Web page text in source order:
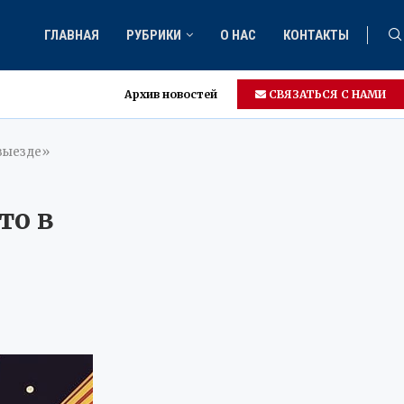
ГЛАВНАЯ РУБРИКИ О НАС КОНТАКТЫ
Архив новостей СВЯЗАТЬСЯ С НАМИ
в